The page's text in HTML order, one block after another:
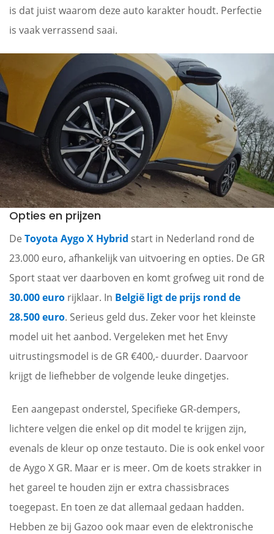
is dat juist waarom deze auto karakter houdt. Perfectie
is vaak verrassend saai.
Opties en prijzen
De Toyota Aygo X Hybrid start in Nederland rond de
23.000 euro, afhankelijk van uitvoering en opties. De GR
Sport staat ver daarboven en komt grofweg uit rond de
30.000 euro rijklaar. In België ligt de prijs rond de
28.500 euro. Serieus geld dus. Zeker voor het kleinste
model uit het aanbod. Vergeleken met het Envy
uitrustingsmodel is de GR €400,- duurder. Daarvoor
krijgt de liefhebber de volgende leuke dingetjes.
Een aangepast onderstel, Specifieke GR-dempers,
lichtere velgen die enkel op dit model te krijgen zijn,
evenals de kleur op onze testauto. Die is ook enkel voor
de Aygo X GR. Maar er is meer. Om de koets strakker in
het gareel te houden zijn er extra chassisbraces
toegepast. En toen ze dat allemaal gedaan hadden.
Hebben ze bij Gazoo ook maar even de elektronische